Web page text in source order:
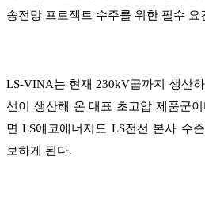
송전망 프로젝트 수주를 위한 필수 요
LS-VINA는 현재 230kV급까지 생산
선이 생산해 온 대표 초고압 제품군
면 LS에코에너지도 LS전선 본사 수
보하게 된다.